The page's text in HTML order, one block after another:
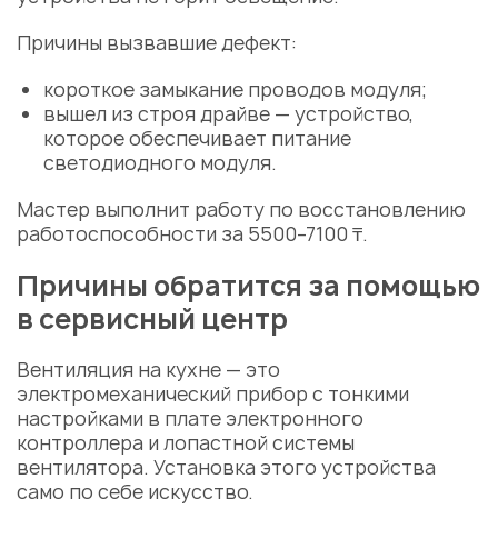
Причины вызвавшие дефект:
короткое замыкание проводов модуля;
вышел из строя драйве — устройство,
которое обеспечивает питание
светодиодного модуля.
Мастер выполнит работу по восстановлению
работоспособности за 5500–7100 ₸.
Причины обратится за помощью
в сервисный центр
Вентиляция на кухне — это
электромеханический прибор с тонкими
настройками в плате электронного
контроллера и лопастной системы
вентилятора. Установка этого устройства
само по себе искусство.